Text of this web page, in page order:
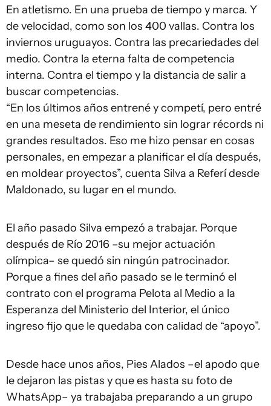
En atletismo. En una prueba de tiempo y marca. Y
de velocidad, como son los 400 vallas. Contra los
inviernos uruguayos. Contra las precariedades del
medio. Contra la eterna falta de competencia
interna. Contra el tiempo y la distancia de salir a
buscar competencias.
“En los últimos años entrené y competí, pero entré
en una meseta de rendimiento sin lograr récords ni
grandes resultados. Eso me hizo pensar en cosas
personales, en empezar a planificar el día después,
en moldear proyectos”, cuenta Silva a Referí desde
Maldonado, su lugar en el mundo.
El año pasado Silva empezó a trabajar. Porque
después de Río 2016 –su mejor actuación
olímpica– se quedó sin ningún patrocinador.
Porque a fines del año pasado se le terminó el
contrato con el programa Pelota al Medio a la
Esperanza del Ministerio del Interior, el único
ingreso fijo que le quedaba con calidad de “apoyo”.
Desde hace unos años, Pies Alados –el apodo que
le dejaron las pistas y que es hasta su foto de
WhatsApp– ya trabajaba preparando a un grupo